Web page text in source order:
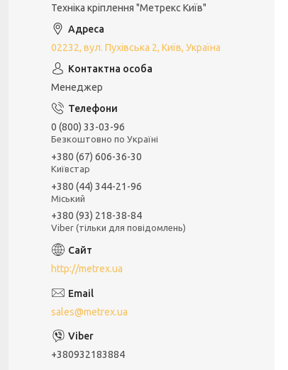
Техніка кріплення "Метрекс Київ"
02232, вул. Пухівська 2, Київ, Україна
Менеджер
0 (800) 33-03-96
Безкоштовно по Україні
+380 (67) 606-36-30
Київстар
+380 (44) 344-21-96
Міський
+380 (93) 218-38-84
Viber (тільки для повідомлень)
http://metrex.ua
sales@metrex.ua
+380932183884